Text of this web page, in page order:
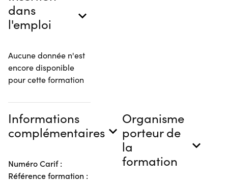
dans
l'emploi
Aucune donnée n'est
encore disponible
pour cette formation
Informations
complémentaires
Numéro Carif :
Référence formation :
Organisme
porteur de
la
formation